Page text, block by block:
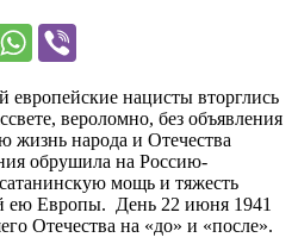
нацисты вторглись
вероломно, без объявления
жизнь народа и Отечества
обрушила на Россию-
мощь и тяжесть
ею Европы. День 22 июня 1941
Отечества на «до» и «после».